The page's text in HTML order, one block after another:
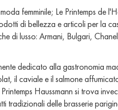
femminile; Le Printemps de
di bellezza e articoli per la
di lusso: Armani, Bulgari,
dedicato alla gastronomia
il caviale e il salmone
Haussmann si trova
tradizionali delle brasserie